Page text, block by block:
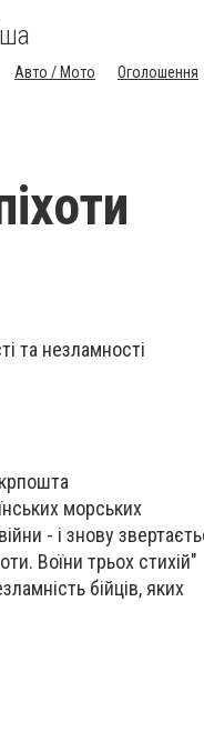
Авто / Мото Оголошення
та незламності
морських
- і знову
Воїни трьох стихій"
бійців, яких